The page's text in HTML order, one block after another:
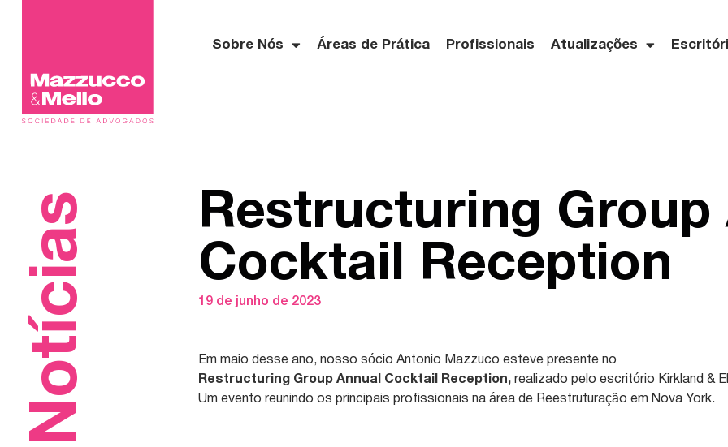
Sobre Nós Áreas de Prática Profissionais Atualizações
Notícias
Restructuring Group
Cocktail Reception
19 de junho de 2023
Em maio desse ano, nosso sócio Antonio Mazzuco esteve presente no
Restructuring Group Annual Cocktail Reception,realizado pelo escritório Kirkland &
Um evento reunindo os principais profissionais na área de Reestruturação em Nova York.